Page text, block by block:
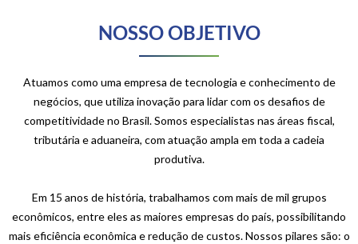
NOSSO OBJETIVO
Atuamos como uma empresa de tecnologia e conhecimento de
negócios, que utiliza inovação para lidar com os desafios de
competitividade no Brasil. Somos especialistas nas áreas fiscal,
tributária e aduaneira, com atuação ampla em toda a cadeia
produtiva.
Em 15 anos de história, trabalhamos com mais de mil grupos
econômicos, entre eles as maiores empresas do país, possibilitando
mais eficiência econômica e redução de custos. Nossos pilares são: o